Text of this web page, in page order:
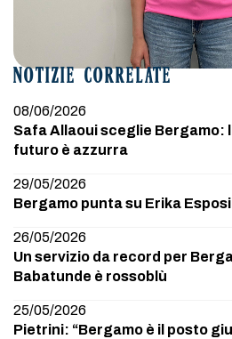
NOTIZIE CORRELATE
08/06/2026
Safa Allaoui sceglie Bergamo:
futuro è azzurra
29/05/2026
Bergamo punta su Erika
26/05/2026
Un servizio da record per
Babatunde è rossoblù
25/05/2026
Pietrini: “Bergamo è il posto